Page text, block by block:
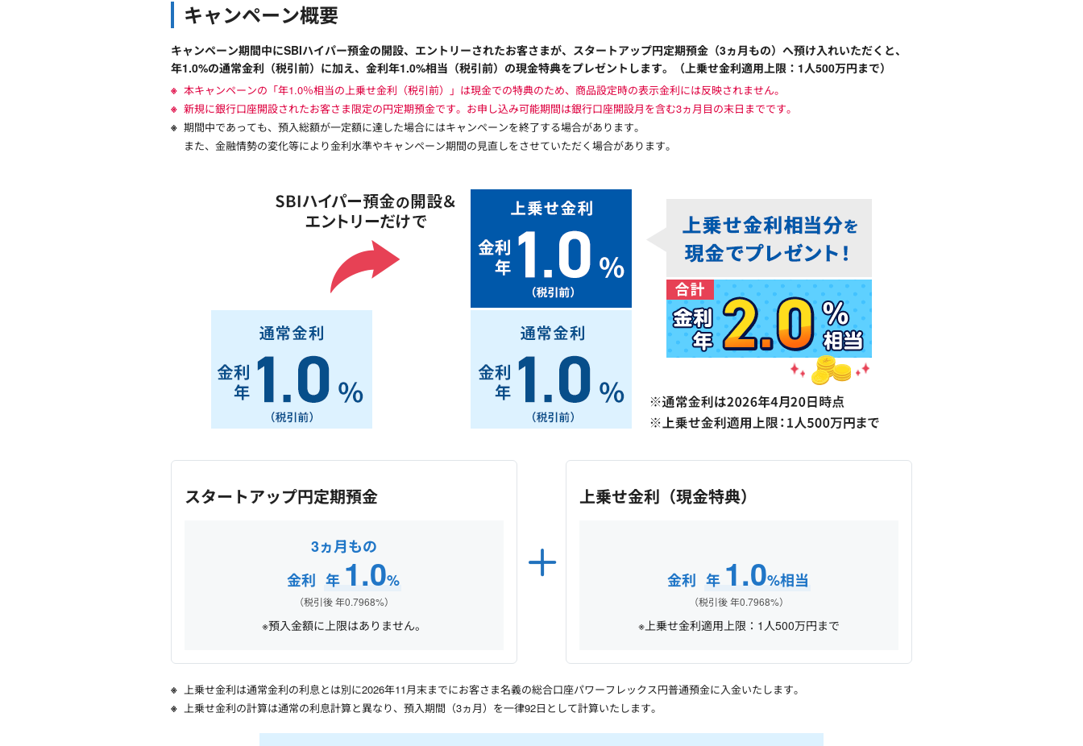
キャンペーン概要
キャンペーン期間中にSBIハイパー預金の開設、エントリーされたお客さまが、スタートアップ円定期預金（3ヵ月もの）へ預け入れいただくと、
年1.0%の通常金利（税引前）に加え、金利年1.0%相当（税引前）の現金特典をプレゼントします。（上乗せ金利適用上限：1人500万円まで）
本キャンペーンの「年1.0％相当の上乗せ金利（税引前）」は現金での特典のため、商品設定時の表示金利には反映されません。
新規に銀行口座開設されたお客さま限定の円定期預金です。お申し込み可能期間は銀行口座開設月を含む3ヵ月目の末日までです。
期間中であっても、預入総額が一定額に達した場合にはキャンペーンを終了する場合があります。
また、金融情勢の変化等により金利水準やキャンペーン期間の見直しをさせていただく場合があります。
スタートアップ円定期預金
3ヵ月もの
金利 年 1.0%
（税引後 年0.7968%）
※預入金額に上限はありません。
上乗せ金利（現金特典）
金利 年 1.0%相当
（税引後 年0.7968%）
※上乗せ金利適用上限：1人500万円まで
上乗せ金利は通常金利の利息とは別に2026年11月末までにお客さま名義の総合口座パワーフレックス円普通預金に入金いたします。
上乗せ金利の計算は通常の利息計算と異なり、預入期間（3ヵ月）を一律92日として計算いたします。